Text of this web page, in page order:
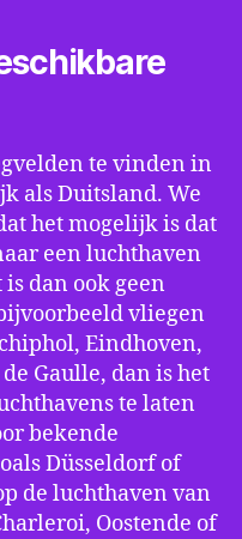
te vinden in
als Duitsland. We
het mogelijk is dat
een luchthaven
dan ook geen
vliegen
Eindhoven,
Gaulle, dan is het
te laten
bekende
Düsseldorf of
de luchthaven van
Oostende of